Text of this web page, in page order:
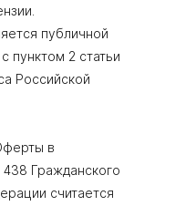
публичной
пунктом 2 статьи
Российской
в
438 Гражданского
считается